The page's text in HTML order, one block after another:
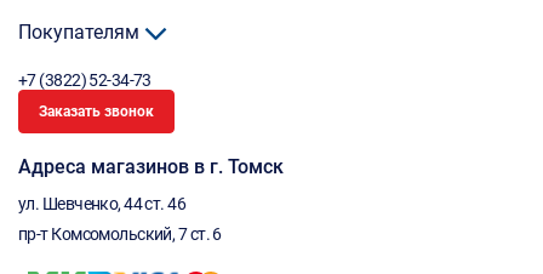
Покупателям
+7 (3822) 52-34-73
Заказать звонок
Адреса магазинов в г. Томск
ул. Шевченко, 44 ст. 46
пр-т Комсомольский, 7 ст. 6